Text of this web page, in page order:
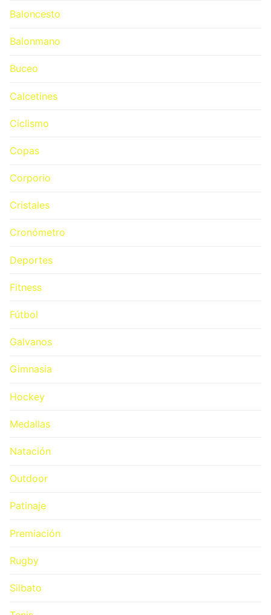
Baloncesto
Balonmano
Buceo
Calcetines
Ciclismo
Copas
Corporio
Cristales
Cronómetro
Deportes
Fitness
Fútbol
Galvanos
Gimnasia
Hockey
Medallas
Natación
Outdoor
Patinaje
Premiación
Rugby
Silbato